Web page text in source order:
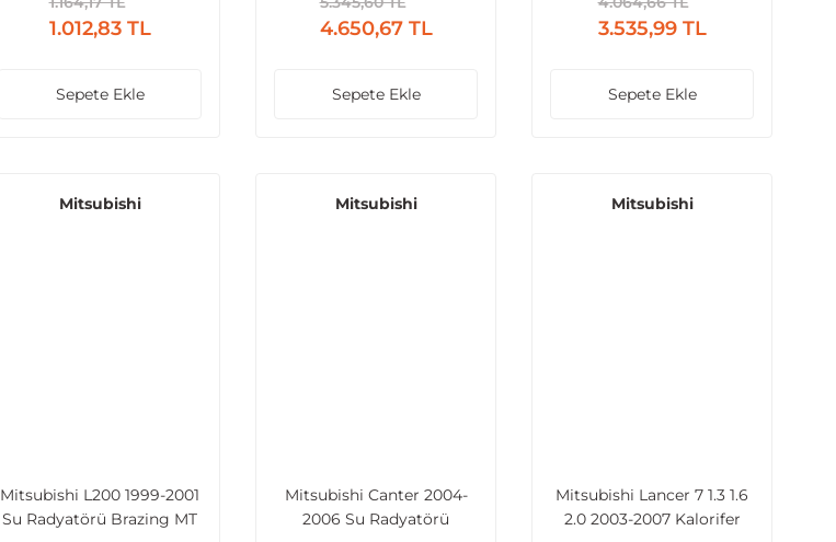
1.012,83 TL
Sepete Ekle
4.650,67 TL
Sepete Ekle
1.5
3.535,99 TL
Sepete Ekle
Mitsubishi
Mitsubishi L200 1999-2001
Su Radyatörü Brazing MT
Mitsubishi
Mitsubishi Canter 2004-
2006 Su Radyatörü
Mitsubishi
Mitsubishi Lancer 7 1.3 1.6
2.0 2003-2007 Kalorifer